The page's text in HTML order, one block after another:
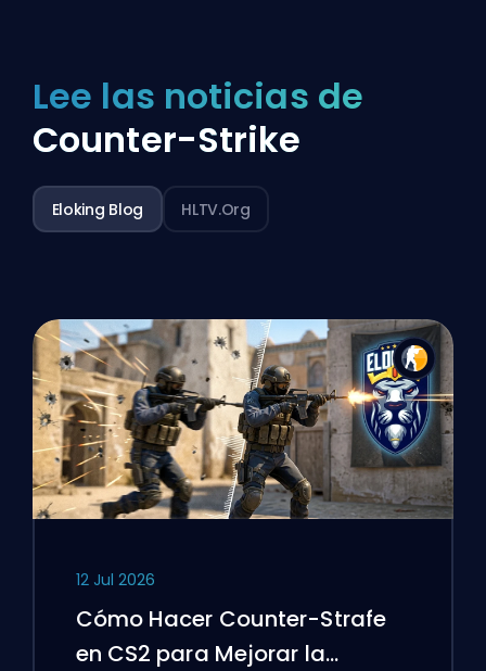
Lee las noticias de
Counter-Strike
Eloking Blog HLTV.org
12 Jul 2026
Cómo Hacer Counter-Strafe
en CS2 para Mejorar la